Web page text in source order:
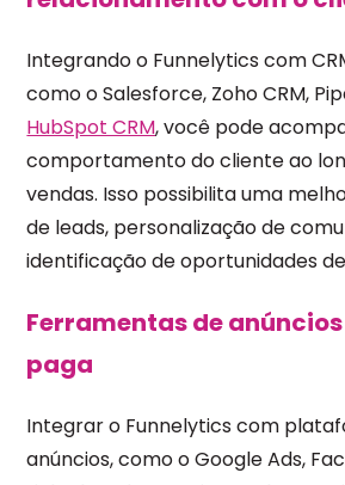
Integrando o Funnelytics com
como o Salesforce, Zoho CRM,
HubSpot CRM, você pode
comportamento do cliente ao
vendas. Isso possibilita uma
de leads, personalização de
identificação de oportunidades
Ferramentas de
paga
Integrar o Funnelytics com
anúncios, como o Google Ads,